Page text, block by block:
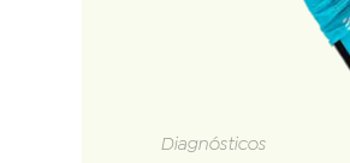
Diagnósticos